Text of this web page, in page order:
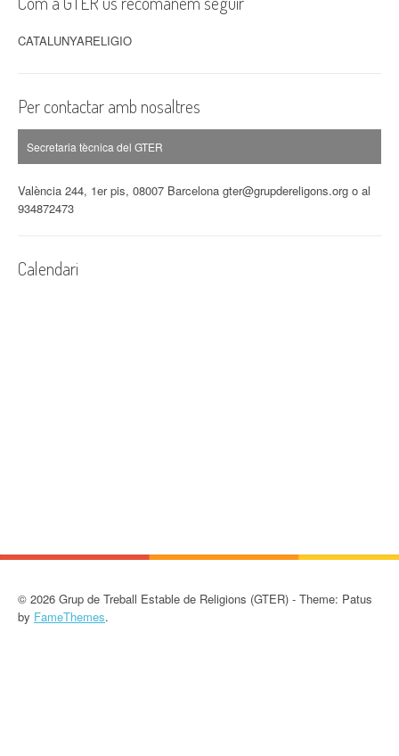
CATALUNYARELIGIO
Per contactar amb nosaltres
Secretaria tècnica del GTER
València 244, 1er pis, 08007 Barcelona gter@grupdereligons.org o al
934872473
Calendari
© 2026 Grup de Treball Estable de Religions (GTER) - Theme: Patus
by FameThemes.